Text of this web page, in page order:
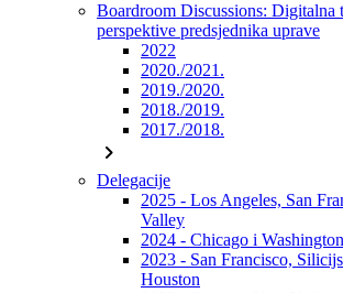
Boardroom Discussions: Digitalna
perspektive predsjednika uprave
2022
2020./2021.
2019./2020.
2018./2019.
2017./2018.
chevron_right
Delegacije
2025 - Los Angeles, San
Valley
2024 - Chicago i
2023 - San Francisco,
Houston